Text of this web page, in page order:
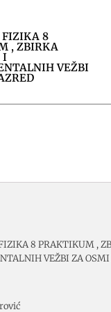
FIZIKA 8
, ZBIRKA
I
VEŽBI
8 PRAKTIKUM ,
VEŽBI ZA